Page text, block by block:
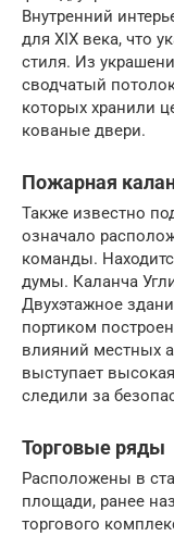
Внутренний
для XIX века, что
стиля. Из
сводчатый
которых хранили
кованые двери.
Пожарная
Также известно
означало
команды.
думы. Каланча
Двухэтажное
портиком
влияний местных
выступает
следили за
Торговые ряды
Расположены в
площади, ранее
торгового